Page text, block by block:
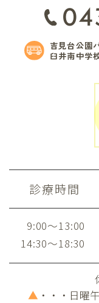
吉見台公園
臼井南中学
診療時間
9:00～13:00
14:30～18:30
▲ ・・・日曜